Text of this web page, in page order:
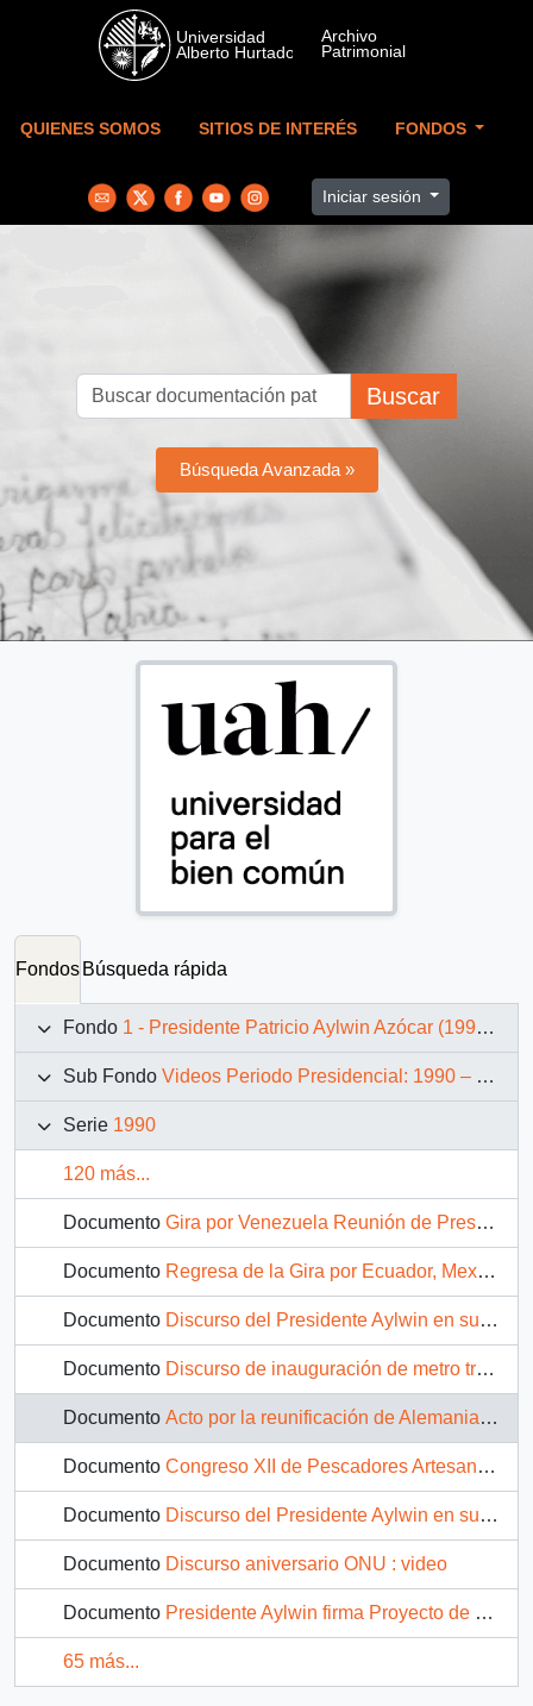
Skip to main content
QUIENES SOMOS SITIOS DE INTERÉS FONDOS
Iniciar sesión
Buscar
Búsqueda Avanzada »
Fondos Búsqueda rápida
Fondo 1 - Presidente Patricio Aylwin Azócar (1990-1994)
Sub Fondo Videos Periodo Presidencial: 1990 – 1994
Serie 1990
120 más...
Documento Gira por Venezuela Reunión de Presidentes del Grupo de Río : vídeo
Documento Regresa de la Gira por Ecuador, Mexico, E.E.U.U. y Venezuela : vídeo
Documento Discurso del Presidente Aylwin en su Regreso de la Gira por Ecuador, Mexico, E.E.U.U. y Venezuela : vídeo
Documento Discurso de inauguración de metro tren San Eugenio a Estación Central : vídeo
Documento Acto por la reunificación de Alemania : video
Documento Congreso XII de Pescadores Artesanales : vídeo
Documento Discurso del Presidente Aylwin en su Regreso de la Gira por Ecuador, Mexico, E.E.U.U. y Venezuela : vídeo
Documento Discurso aniversario ONU : video
Documento Presidente Aylwin firma Proyecto de Ley que crea es Estatuto Docente : vídeo
65 más...